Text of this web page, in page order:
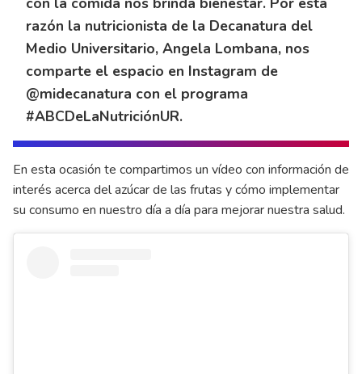
razón la nutricionista de la Decanatura del
Medio Universitario, Angela Lombana, nos
comparte el espacio en Instagram de
@midecanatura con el programa
#ABCDeLaNutriciónUR.
En esta ocasión te compartimos un vídeo con información de
interés acerca del azúcar de las frutas y cómo implementar
su consumo en nuestro día a día para mejorar nuestra salud.